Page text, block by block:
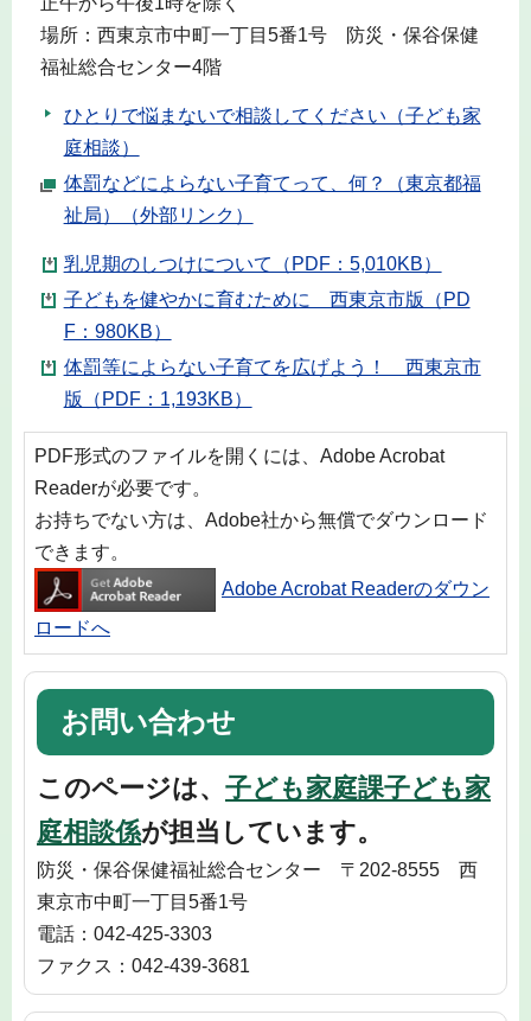
場所：西東京市中町一丁目5番1号 防災・保谷保健
福祉総合センター4階
ひとりで悩まないで相談してください（子ども家
庭相談）
体罰などによらない子育てって、何？（東京都福
祉局）（外部リンク）
乳児期のしつけについて（PDF：5,010KB）
子どもを健やかに育むために 西東京市版（PD
F：980KB）
体罰等によらない子育てを広げよう！ 西東京市
版（PDF：1,193KB）
PDF形式のファイルを開くには、Adobe Acrobat
Readerが必要です。
お持ちでない方は、Adobe社から無償でダウンロード
できます。
Adobe Acrobat Readerのダウン
ロードへ
お問い合わせ
このページは、 子ども家庭課子ども家
庭相談係が担当しています。
防災・保谷保健福祉総合センター 〒202-8555 西
東京市中町一丁目5番1号
電話：042-425-3303
ファクス：042-439-3681